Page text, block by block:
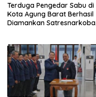
Terduga Pengedar Sabu di
Kota Agung Barat Berhasil
Diamankan Satresnarkoba